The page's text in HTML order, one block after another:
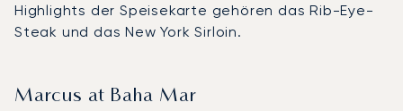
Highlights der Speisekarte gehören das Rib-Eye-
Steak und das New York Sirloin.
Marcus at Baha Mar